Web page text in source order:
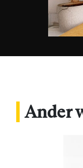
Ander